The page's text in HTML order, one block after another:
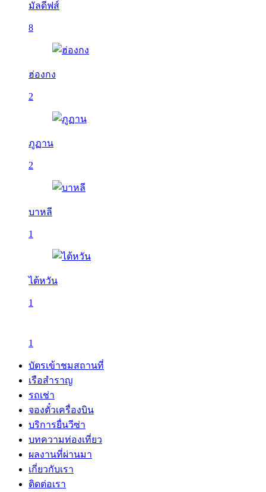
มัลดีฟส์
8
ฮ่องกง
2
ภูฏาน
2
บาหลี
1
ไต้หวัน
1
1
บัตรเข้าชมสถานที่
เรือสำราญ
รถเช่า
จองตั๋วเครื่องบิน
บริการยื่นวีซ่า
บทความท่องเที่ยว
ผลงานที่ผ่านมา
เกี่ยวกับเรา
ติดต่อเรา